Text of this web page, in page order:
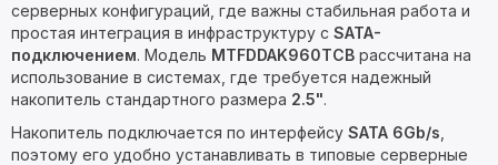
серверных конфигураций, где важны стабильная работа и
простая интеграция в инфраструктуру с SATA-
подключением. Модель MTFDDAK960TCB рассчитана на
использование в системах, где требуется надежный
накопитель стандартного размера 2.5".
Накопитель подключается по интерфейсу SATA 6Gb/s
поэтому его удобно устанавливать в типовые серверные